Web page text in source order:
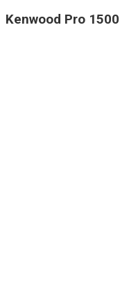
Kenwood Pro